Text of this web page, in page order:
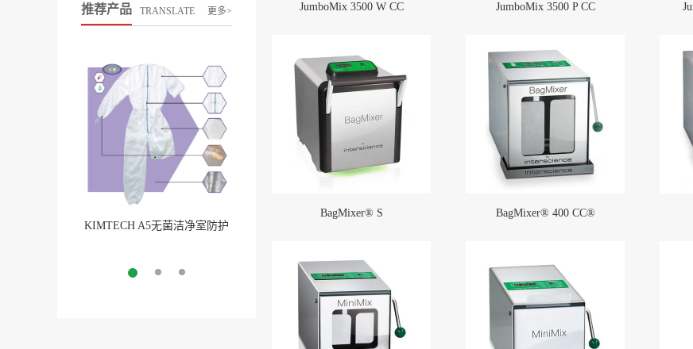
推荐产品 TRANSLATE 更多>
KIMTECH A5无菌洁净室防护
JumboMix 3500 W CC JumboMix 3500 P CC
BagMixer® S BagMixer® 400 CC®